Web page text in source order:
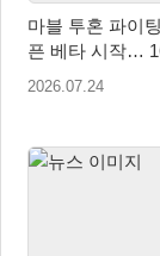
마블 투혼 파이
픈 베타 시작…
공개
2026.07.24